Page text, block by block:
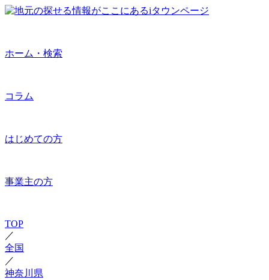
ホーム・検索
コラム
はじめての方
事業主の方
TOP
／
全国
／
神奈川県